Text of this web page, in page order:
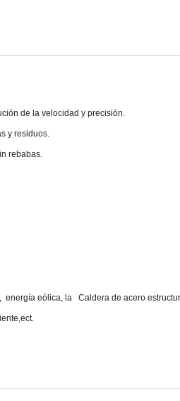
de la velocidad y precisión.
y residuos.
rebabas.
eólica, la Caldera de acero